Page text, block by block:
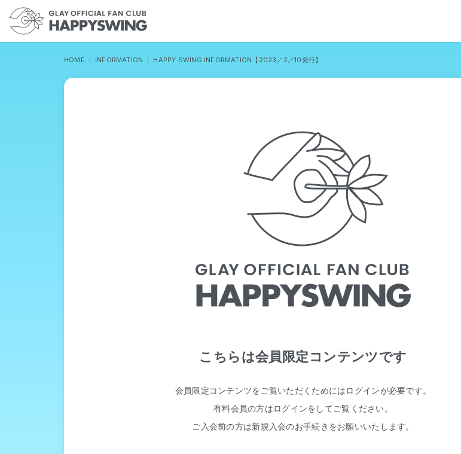
HOME INFORMATION HAPPY SWING INFORMATION【2023／2／10発行】
こちらは会員限定コンテンツです
会員限定コンテンツをご覧いただくためにはログインが必要です。
有料会員の方はログインをしてご覧ください。
ご入会前の方は新規入会のお手続きをお願いいたします。